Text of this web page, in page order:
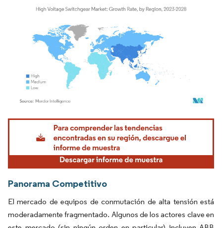
Imagen © Mordor Intelligence. El uso requiere atribución según CC BY 4.0.
Panorama Competitivo
El mercado de equipos de conmutación de alta tensión está
moderadamente fragmentado. Algunos de los actores clave en